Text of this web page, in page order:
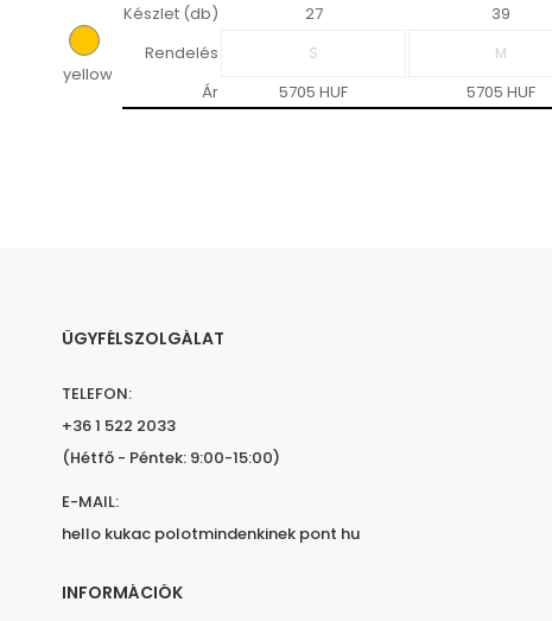
yellow
Készlet (db) 27 39
Rendelés
Ár
5705 HUF 5705 HUF
ÜGYFÉLSZOLGÁLAT
TELEFON:
+36 1 522 2033
(Hétfő - Péntek: 9:00-15:00)
E-MAIL:
hello kukac polotmindenkinek pont hu
INFORMÁCIÓK